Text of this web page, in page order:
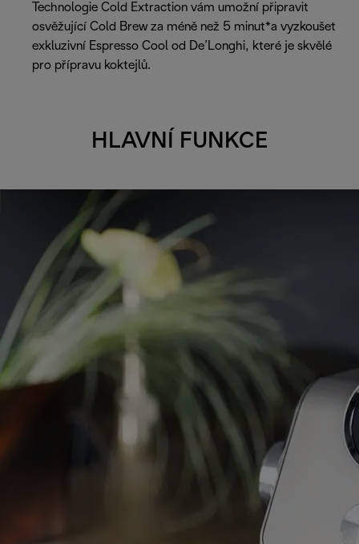
Technologie Cold Extraction vám umožní připravit
osvěžující Cold Brew za méně než 5 minut*a vyzkoušet
exkluzivní Espresso Cool od De’Longhi, které je skvělé
pro přípravu koktejlů.
HLAVNÍ FUNKCE